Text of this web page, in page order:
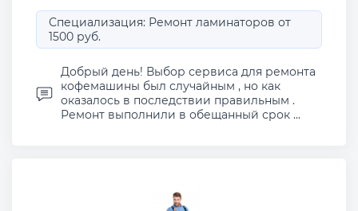
Специализация: Ремонт ламинаторов от
1500 руб.
Добрый день! Выбор сервиса для ремонта
кофемашины был случайным , но как
оказалось в последствии правильным .
Ремонт выполнили в обещанный срок ...